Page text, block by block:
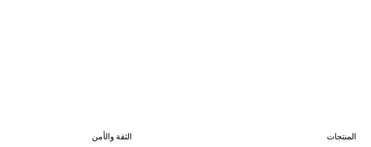
المنتجات الثقة والأمن